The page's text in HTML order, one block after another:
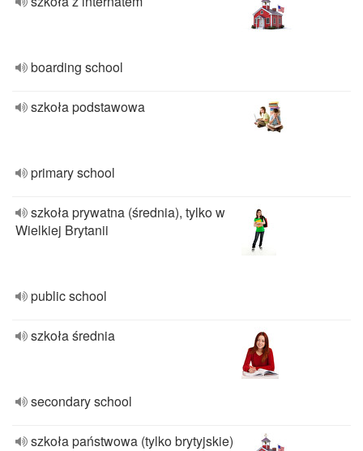
boarding school
szkoła podstawowa
primary school
szkoła prywatna (średnia), tylko w
Wielkiej Brytanii
public school
szkoła średnia
secondary school
szkoła państwowa (tylko brytyjskie)